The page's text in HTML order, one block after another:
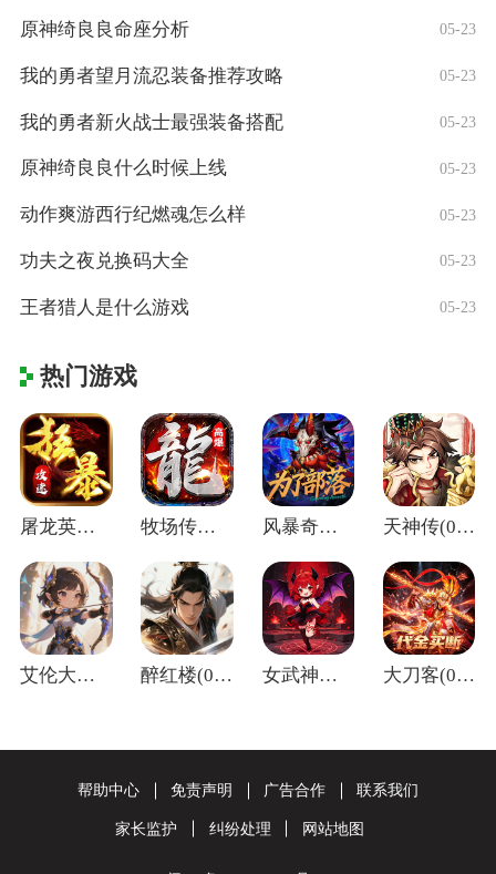
原神绮良良命座分析 05-23
我的勇者望月流忍装备推荐攻略 05-23
我的勇者新火战士最强装备搭配 05-23
原神绮良良什么时候上线 05-23
动作爽游西行纪燃魂怎么样 05-23
功夫之夜兑换码大全 05-23
王者猎人是什么游戏 05-23
热门游戏
屠龙英雄(神魔狂暴攻速单职) 牧场传奇(终身红包免费版) 风暴奇兵(0.05折万元真充) 天神传(0.1折苍穹神武三国)
艾伦大陆(0.05折十二国记) 醉红楼(0.05折一剑无敌) 女武神之剑(0.1折天使之剑) 大刀客(0.05折绝情一刀买断版)
帮助中心 免责声明 广告合作 联系我们
家长监护 纠纷处理 网站地图